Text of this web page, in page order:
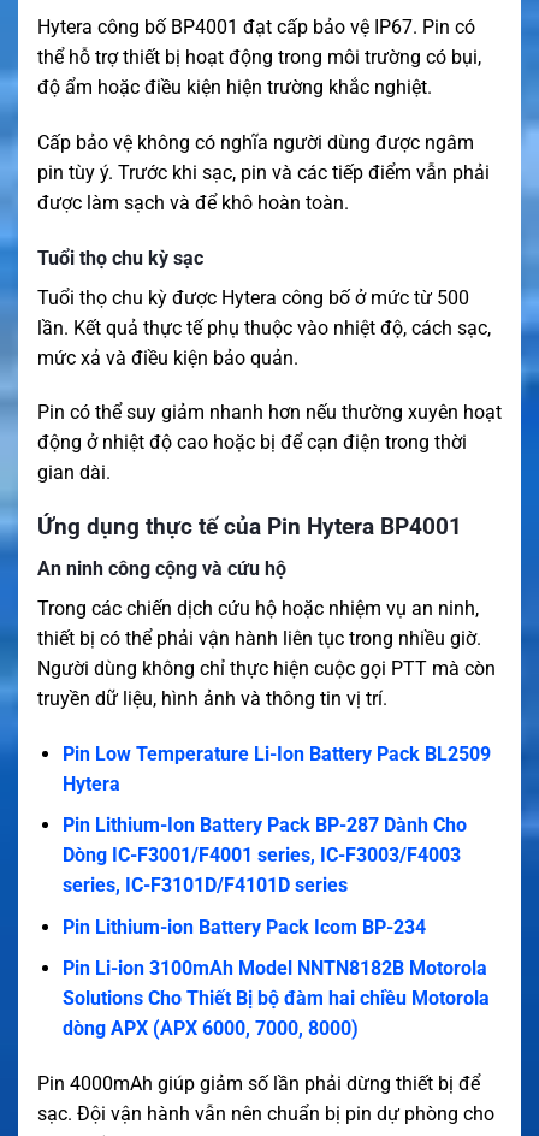
Hytera công bố BP4001 đạt cấp bảo vệ IP67. Pin có
thể hỗ trợ thiết bị hoạt động trong môi trường có bụi,
độ ẩm hoặc điều kiện hiện trường khắc nghiệt.
Cấp bảo vệ không có nghĩa người dùng được ngâm
pin tùy ý. Trước khi sạc, pin và các tiếp điểm vẫn phải
được làm sạch và để khô hoàn toàn.
Tuổi thọ chu kỳ sạc
Tuổi thọ chu kỳ được Hytera công bố ở mức từ 500
lần. Kết quả thực tế phụ thuộc vào nhiệt độ, cách sạc,
mức xả và điều kiện bảo quản.
Pin có thể suy giảm nhanh hơn nếu thường xuyên hoạt
động ở nhiệt độ cao hoặc bị để cạn điện trong thời
gian dài.
Ứng dụng thực tế của Pin Hytera BP4001
An ninh công cộng và cứu hộ
Trong các chiến dịch cứu hộ hoặc nhiệm vụ an ninh,
thiết bị có thể phải vận hành liên tục trong nhiều giờ.
Người dùng không chỉ thực hiện cuộc gọi PTT mà còn
truyền dữ liệu, hình ảnh và thông tin vị trí.
Pin Low Temperature Li-Ion Battery Pack BL2509
Hytera
Pin Lithium-Ion Battery Pack BP-287 Dành Cho
Dòng IC-F3001/F4001 series, IC-F3003/F4003
series, IC-F3101D/F4101D series
Pin Lithium-ion Battery Pack Icom BP-234
Pin Li-ion 3100mAh Model NNTN8182B Motorola
Solutions Cho Thiết Bị bộ đàm hai chiều Motorola
dòng APX (APX 6000, 7000, 8000)
Pin 4000mAh giúp giảm số lần phải dừng thiết bị để
sạc. Đội vận hành vẫn nên chuẩn bị pin dự phòng cho